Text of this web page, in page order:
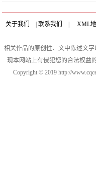
处？
关于我们 联系我们 XML
相关作品的原创性、文中陈述文
现本网站上有侵犯您的合法权益
Copyright © 2019 http://